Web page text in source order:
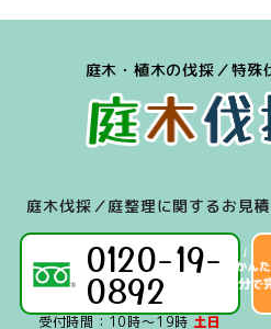
業のケースは多数
ございます。
庭木・植木の伐採／特殊
庭木伐採／庭整理に関するお見
0120-19-
0892
受付時間：10時～19時 土日